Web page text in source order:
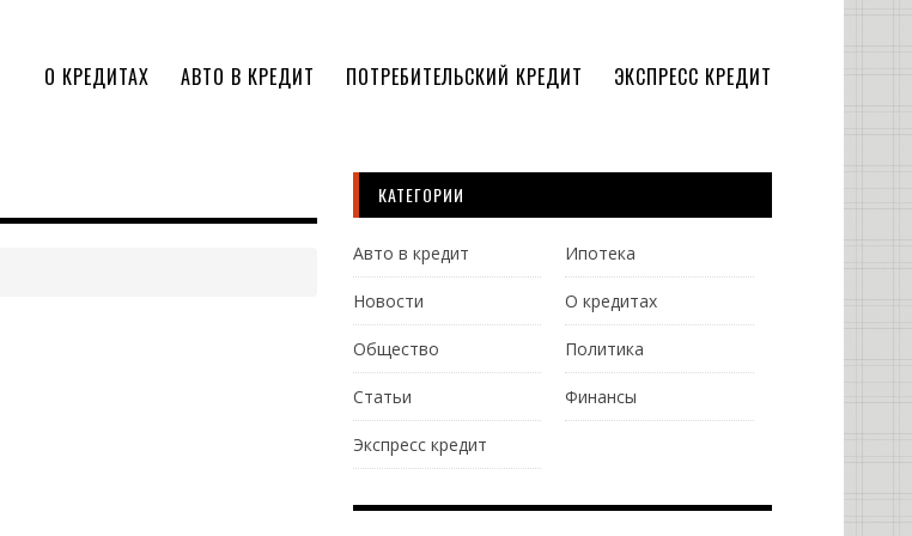
О КРЕДИТАХ АВТО В КРЕДИТ ПОТРЕБИТЕЛЬСКИЙ КРЕДИТ ЭКСПРЕСС КРЕДИТ
КАТЕГОРИИ
Авто в кредит Ипотека
Новости О кредитах
Общество Политика
Статьи Финансы
Экспресс кредит